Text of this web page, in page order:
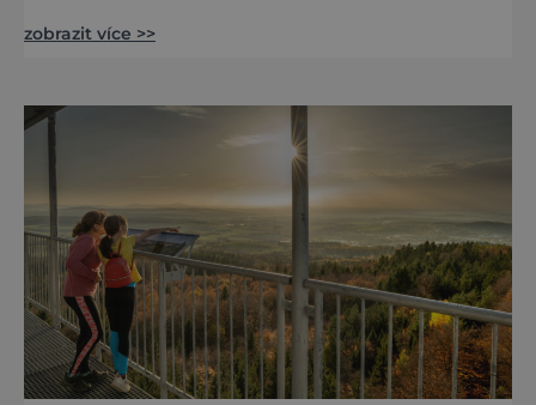
doušky – a ty tady tečou proudem. Není to
ví, že k dokonalému dni patří nejen výhled,
zobrazit více >>